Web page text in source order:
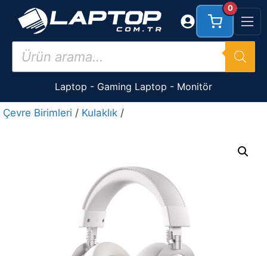
İçeriğe
Products
search
Laptop - Gaming Laptop - Monitör
0
Çevre Birimleri / Kulaklık /